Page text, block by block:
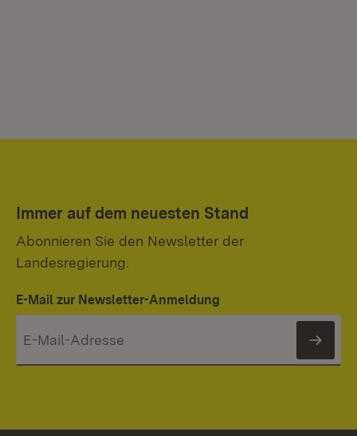
Immer auf dem neuesten Stand
Abonnieren Sie den Newsletter der
Landesregierung.
E-Mail zur Newsletter-Anmeldung